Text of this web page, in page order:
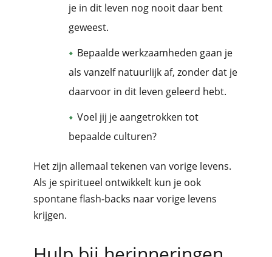
je in dit leven nog nooit daar bent
geweest.
Bepaalde werkzaamheden gaan je
als vanzelf natuurlijk af, zonder dat je
daarvoor in dit leven geleerd hebt.
Voel jij je aangetrokken tot
bepaalde culturen?
Het zijn allemaal tekenen van vorige levens.
Als je spiritueel ontwikkelt kun je ook
spontane flash-backs naar vorige levens
krijgen.